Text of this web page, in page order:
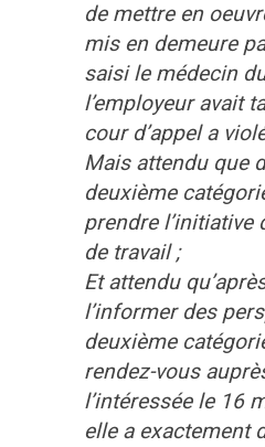
de mettre en
mis en demeure
saisi le médecin
l’employeur avait
cour d’appel a
Mais attendu que
deuxième
prendre
de travail ;
Et attendu
l’informer des
deuxième
rendez-vous
l’intéressée le 16
elle a exactement